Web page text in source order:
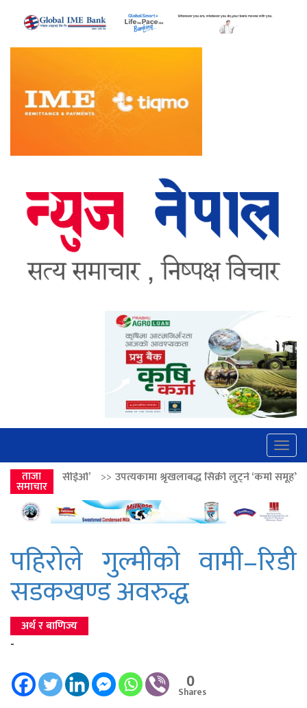
ताजा
समाचार
>>उपत्यकामा श्रृंखलाबद्ध सिक्री लुट्ने ‘कर्मा समूह’का नाइकेसहित पाँच
पहिरोले गुल्मीको वामी–रिडी
सडकखण्ड अवरुद्ध
अर्थ र बाणिज्य
-
0
Shares